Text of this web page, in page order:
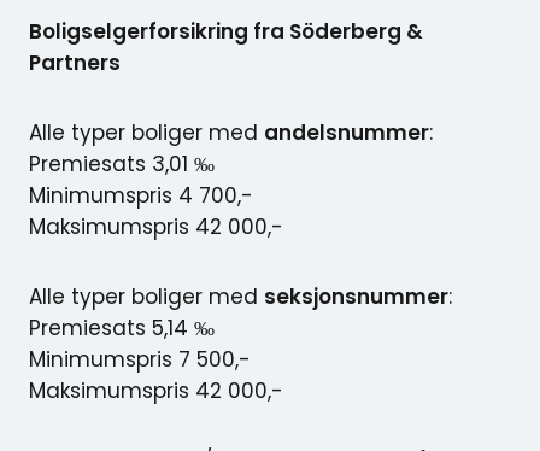
Boligselgerforsikring fra Söderberg &
Partners
Alle typer boliger med andelsnummer:
Premiesats 3,01 ‰
Minimumspris 4 700,-
Maksimumspris 42 000,-
Alle typer boliger med seksjonsnummer:
Premiesats 5,14 ‰
Minimumspris 7 500,-
Maksimumspris 42 000,-